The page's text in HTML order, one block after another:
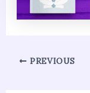
PREVIOUS